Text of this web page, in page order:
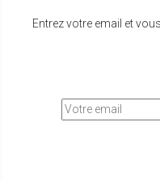
Entrez votre email et